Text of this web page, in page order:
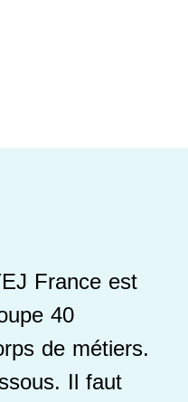
France est
40
de métiers.
Il faut